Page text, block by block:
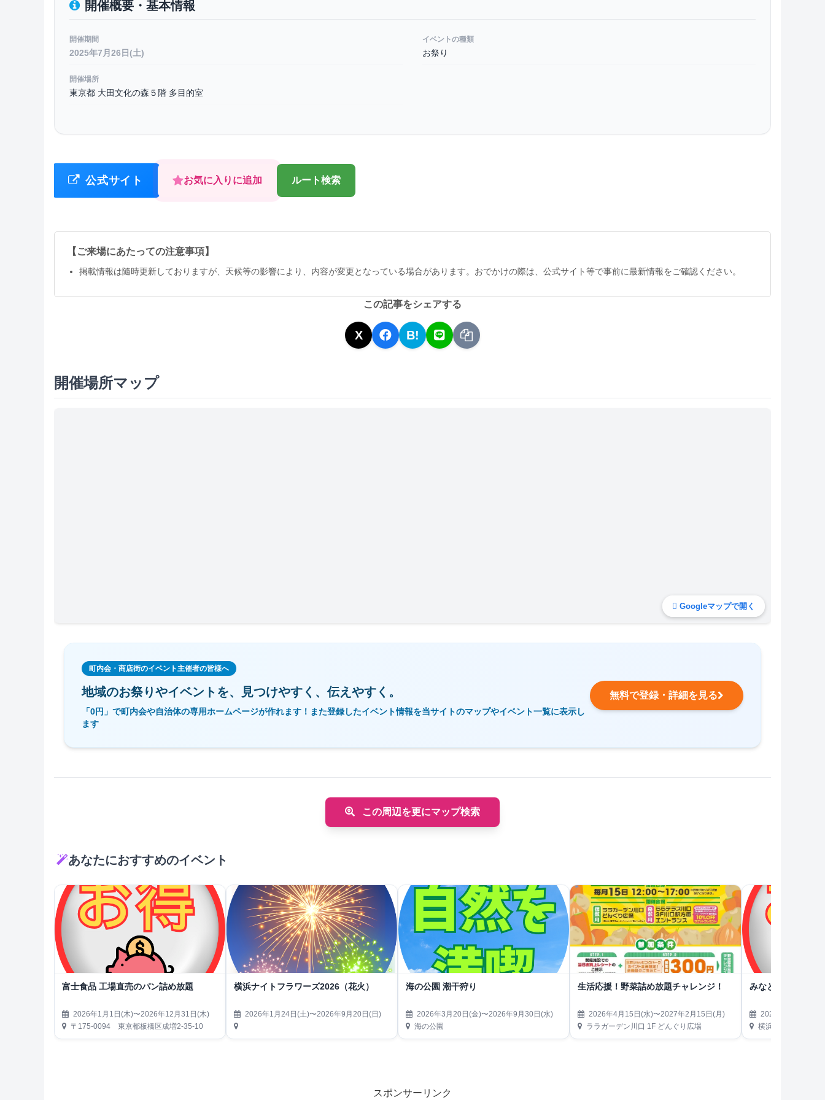
開催概要・基本情報
開催期間
2025年7月26日(土)
イベントの種類
お祭り
開催場所
東京都 大田文化の森５階 多目的室
公式サイト お気に入りに追加 ルート検索
【ご来場にあたっての注意事項】
掲載情報は隨時更新しておりますが、天候等の影響により、内容が変更となっている場合があります。おでかけの際は、公式サイト等で事前に最新情報をご確認ください。
この記事をシェアする
X B!
開催場所マップ
Googleマップで開く
町内会・商店街のイベント主催者の皆様へ
地域のお祭りやイベントを、 見つけやすく、伝えやすく。
「0円」で町内会や自治体の専用ホームページが作れます！また登録したイベント情報を当サイトのマップやイベント一覧に表示し
ます
無料で登録・詳細を見る
この周辺を更にマップ検索
あなたにおすすめのイベント
富士食品 工場直売のパン詰め放題
2026年1月1日(木)〜2026年12月31日(木)
〒175-0094 東京都板橋区成増2-35-10
横浜ナイトフラワーズ2026（花火）
2026年1月24日(土)〜2026年9月20日(日)
海の公園 潮干狩り
2026年3月20日(金)〜2026年9月30日(水)
海の公園
生活応援！野菜詰め放題チャレンジ！
2026年4月15日(水)〜2027年2月15日(月)
ララガーデン川口 1F どんぐり広場
みなとみらい熱気
2026年4月19日(
横浜ハンマーヘッド第3駐
スポンサーリンク